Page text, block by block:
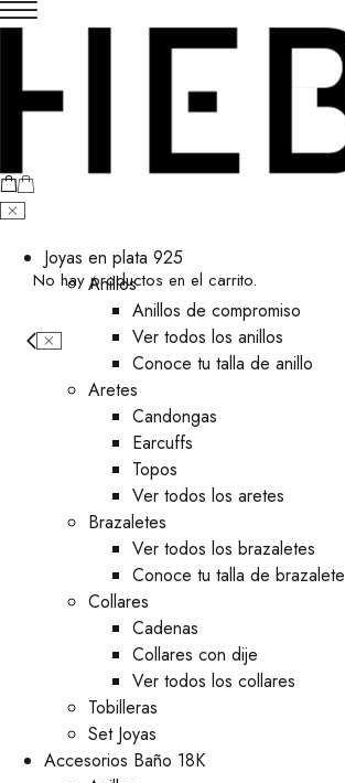
No hay productos en el carrito.
Joyas en plata 925
Anillos
Anillos de compromiso
Ver todos los anillos
Conoce tu talla de anillo
Aretes
⁠Candongas
Earcuffs
Topos
Ver todos los aretes
Brazaletes
Ver todos los brazaletes
Conoce tu talla de brazalete
Collares
Cadenas
Collares con dije
Ver todos los collares
Tobilleras
Set Joyas
Accesorios Baño 18K